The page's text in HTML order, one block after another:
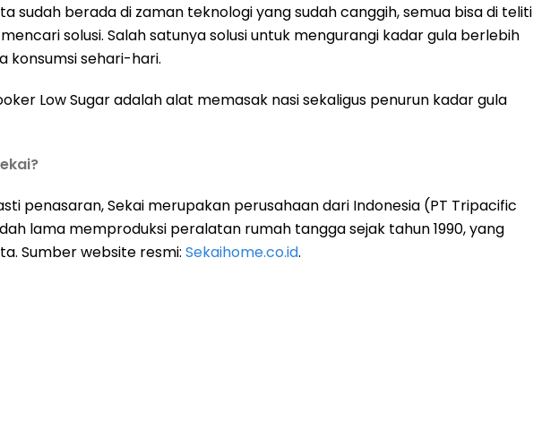
sudah berada di zaman teknologi yang sudah canggih, semua bisa di teliti
solusi. Salah satunya solusi untuk mengurangi kadar gula berlebih
konsumsi sehari-hari.
Low Sugar adalah alat memasak nasi sekaligus penurun kadar gula
penasaran, Sekai merupakan perusahaan dari Indonesia (PT Tripacific
lama memproduksi peralatan rumah tangga sejak tahun 1990, yang
Sumber website resmi: Sekaihome.co.id.